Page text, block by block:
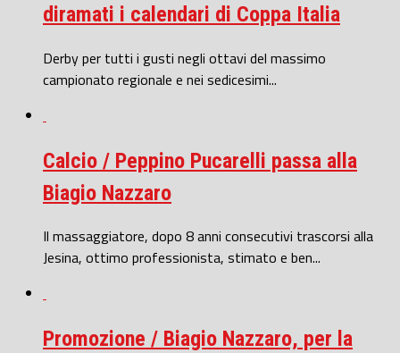
diramati i calendari di Coppa Italia
Derby per tutti i gusti negli ottavi del massimo
campionato regionale e nei sedicesimi...
Calcio / Peppino Pucarelli passa alla
Biagio Nazzaro
Il massaggiatore, dopo 8 anni consecutivi trascorsi alla
Jesina, ottimo professionista, stimato e ben...
Promozione / Biagio Nazzaro, per la